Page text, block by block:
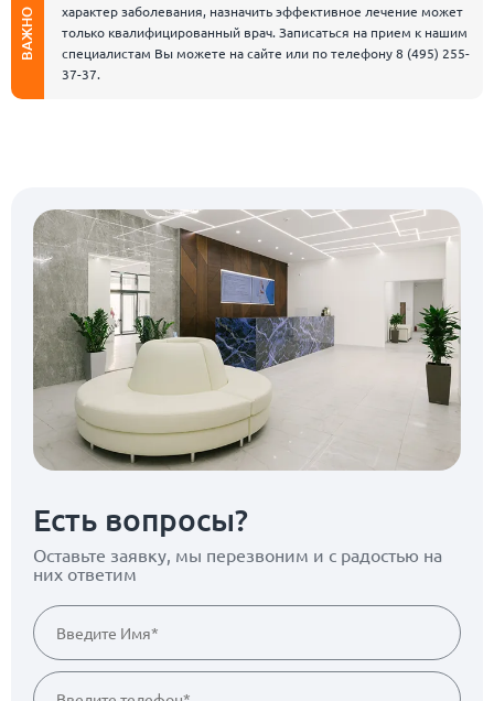
ВАЖНО
характер заболевания, назначить эффективное лечение может
только квалифицированный врач. Записаться на прием к нашим
специалистам Вы можете на сайте или по телефону8 (495) 255-
37-37.
Есть вопросы?
Оставьте заявку, мы перезвоним и с радостью на
них ответим